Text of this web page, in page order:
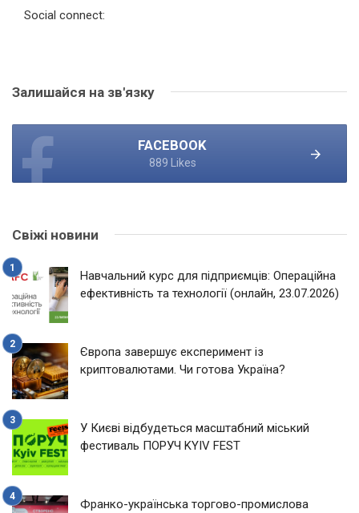
Social connect:
Залишайся на зв'язку
FACEBOOK
889 Likes
Свіжі новини
Навчальний курс для підприємців: Операційна
ефективність та технології (онлайн, 23.07.2026)
Європа завершує експеримент із
криптовалютами. Чи готова Україна?
У Києві відбудеться масштабний міський
фестиваль ПОРУЧ KYIV FEST
Франко-українська торгово-промислова